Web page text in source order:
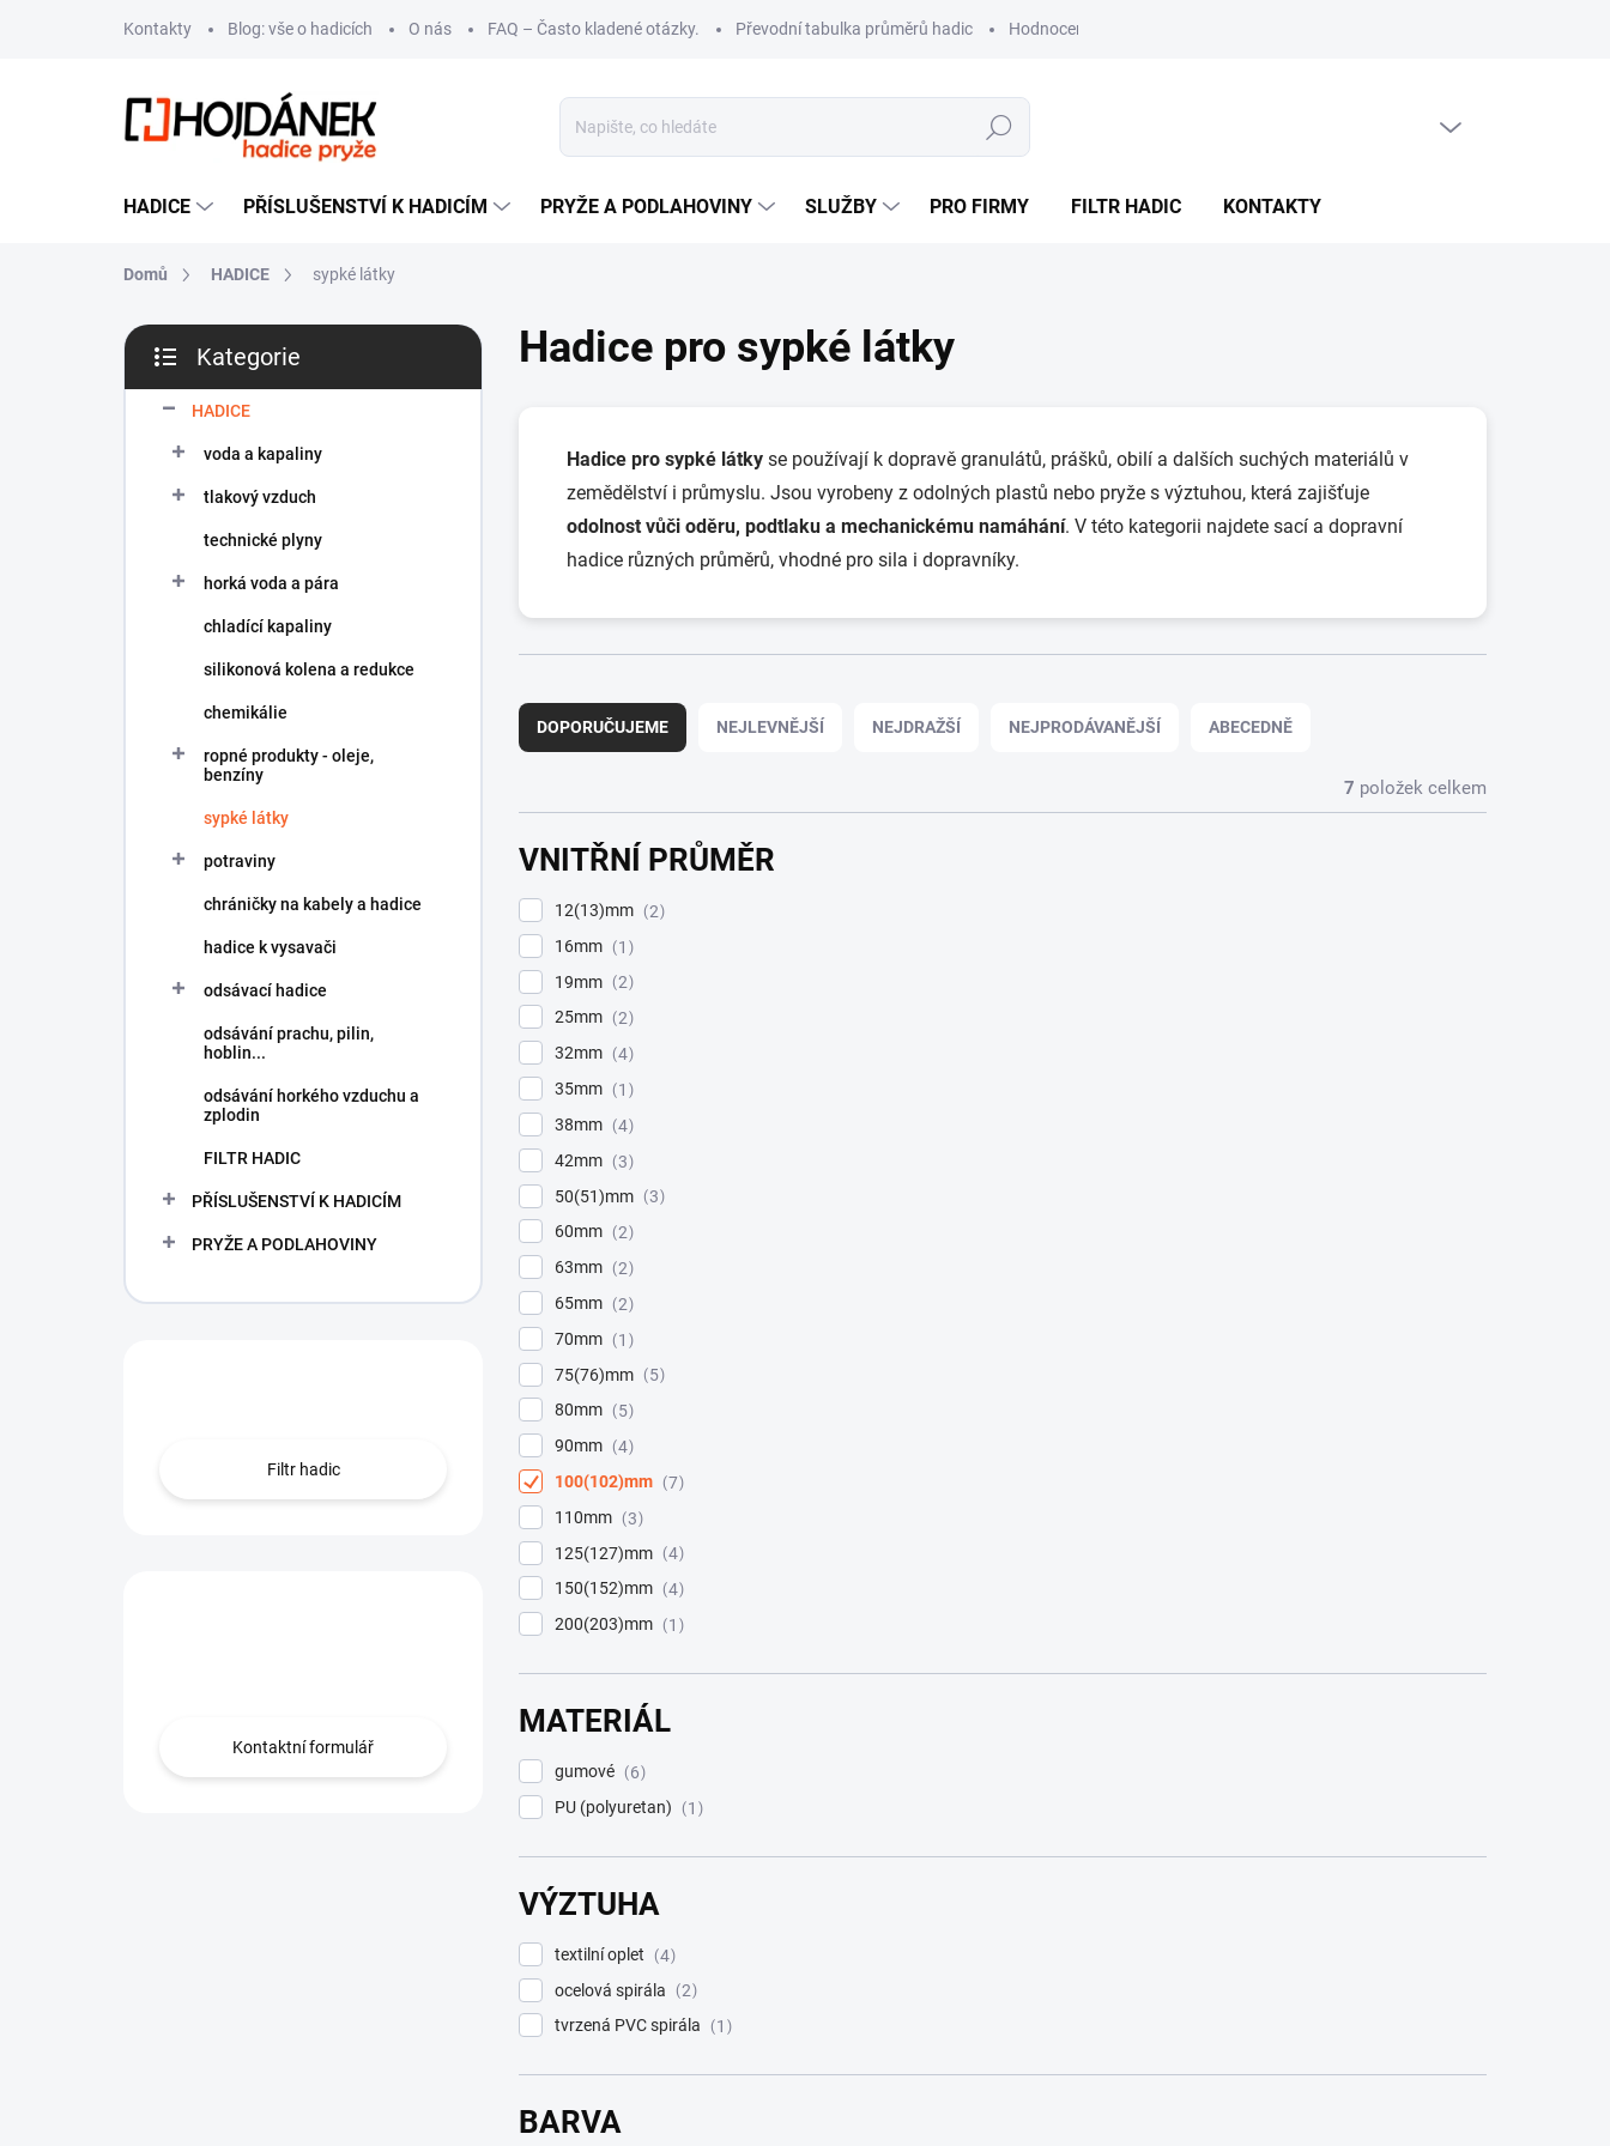
Kontakty Blog: vše o hadicích O nás FAQ – Často kladené otázky. Převodní tabulka průměrů hadic Hodnocení obchodu
Hledat
HADICE PŘÍSLUŠENSTVÍ K HADICÍM PRYŽE A PODLAHOVINY SLUŽBY PRO FIRMY FILTR HADIC KONTAKTY
Domů HADICE sypké látky
P
s
kategorie
Kategorie
HADICE
voda a kapaliny
tlakový vzduch
technické plyny
horká voda a pára
chladící kapaliny
silikonová kolena a redukce
chemikálie
ropné produkty - oleje,
benzíny
sypké látky
potraviny
chráničky na kabely a hadice
hadice k vysavači
odsávací hadice
odsávání prachu, pilin,
hoblin...
odsávání horkého vzduchu a
zplodin
FILTR HADIC
PŘÍSLUŠENSTVÍ K HADICÍM
PRYŽE A PODLAHOVINY
Filtr hadic
Kontaktní formulář
Hadice pro sypké látky
Hadice pro sypké látky se používají k dopravě granulátů, prášků, obilí a dalších suchých materiálů v
zemědělství i průmyslu. Jsou vyrobeny z odolných plastů nebo pryže s výztuhou, která zajišťuje
odolnost vůči oděru, podtlaku a mechanickému namáhání. V této kategorii najdete sací a dopravní
hadice různých průměrů, vhodné pro sila i dopravníky.
a
z
í
p
r
o
d
u
k
t
ů
DOPORUČUJEME NEJLEVNĚJŠÍ NEJDRAŽŠÍ NEJPRODÁVANĚJŠÍ ABECEDNĚ
7 položek celkem
VNITŘNÍ PRŮMĚR
12(13)mm
2
16mm
1
19mm
2
25mm
2
32mm
4
35mm
1
38mm
4
42mm
3
50(51)mm
3
60mm
2
63mm
2
65mm
2
70mm
1
75(76)mm
5
80mm
5
90mm
4
100(102)mm
7
110mm
3
125(127)mm
4
150(152)mm
4
200(203)mm
1
MATERIÁL
gumové
6
PU (polyuretan)
1
VÝZTUHA
textilní oplet
4
ocelová spirála
2
tvrzená PVC spirála
1
BARVA